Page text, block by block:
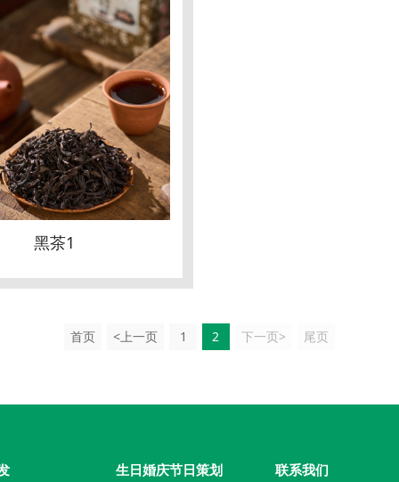
黑茶1
首页 <上一页 1 2 下一页> 尾页
生日婚庆节日策划 联系我们